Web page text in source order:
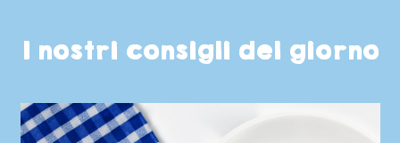
I nostri consigli del giorno